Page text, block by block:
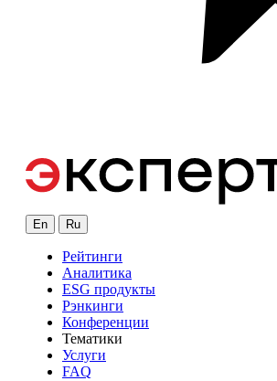
En Ru
Рейтинги
Аналитика
ESG продукты
Рэнкинги
Конференции
Тематики
Услуги
FAQ